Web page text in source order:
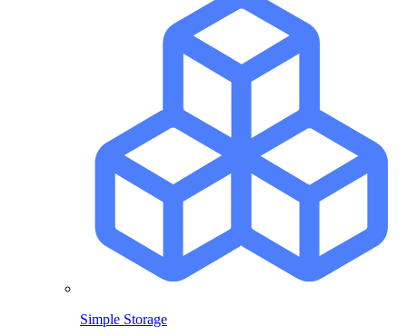
Simple Storage